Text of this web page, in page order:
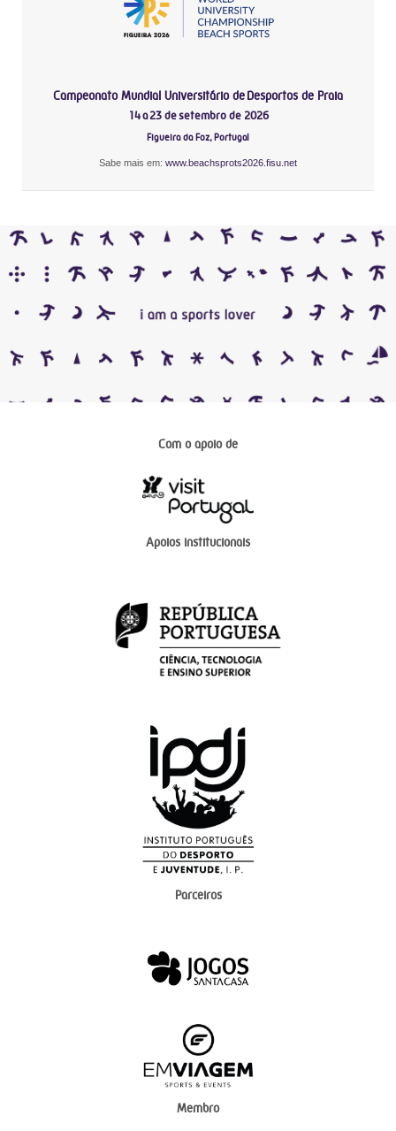
Campeonato Mundial Universitário de Desportos de Praia
14 a 23 de setembro de 2026
Figueira da Foz, Portugal
Sabe mais em: www.beachsprots2026.fisu.net
Com o apoio de
Apoios institucionais
Parceiros
Membro